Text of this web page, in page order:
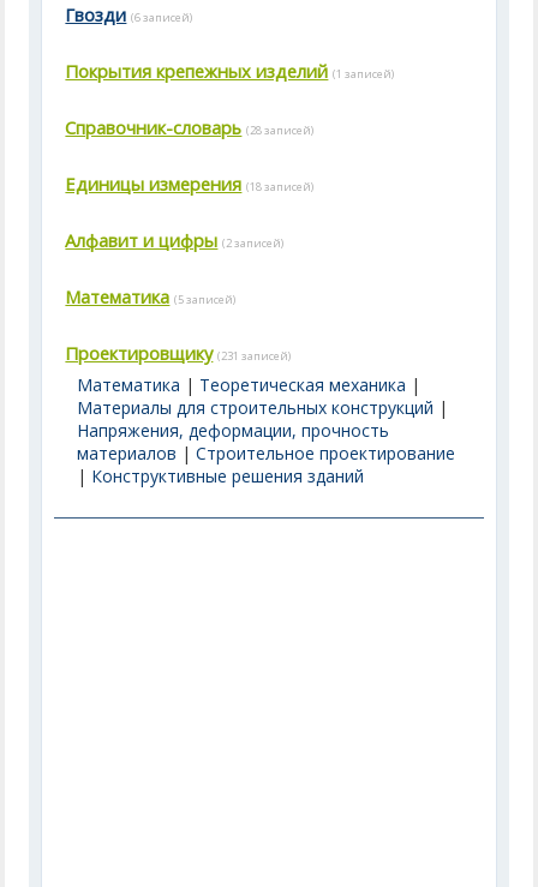
Гвозди (6 записей)
Покрытия крепежных изделий (1 записей)
Справочник-словарь (28 записей)
Единицы измерения (18 записей)
Алфавит и цифры (2 записей)
Математика (5 записей)
Проектировщику (231 записей)
Математика | Теоретическая механика |
Материалы для строительных конструкций |
Напряжения, деформации, прочность
материалов |Строительное проектирование
| Конструктивные решения зданий